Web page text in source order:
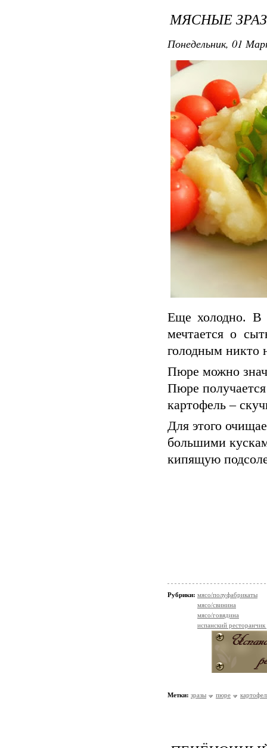
МЯСНЫЕ
Понедельник, 01
Еще холодно. В
мечтается о
голодным никто
Пюре можно
Пюре
картофель –
Для этого
большими
кипящую
Рубрики: мясо/полуфабрикаты
мясо/свинина
мясо/говядина
испанский
Метки: зразы пюре